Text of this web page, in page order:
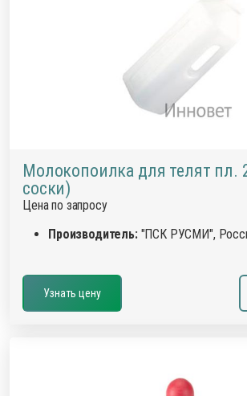
Молокопоилка для телят пл.
соски)
Цена по запросу
Производитель:"ПСК РУСМИ",
Узнать цену